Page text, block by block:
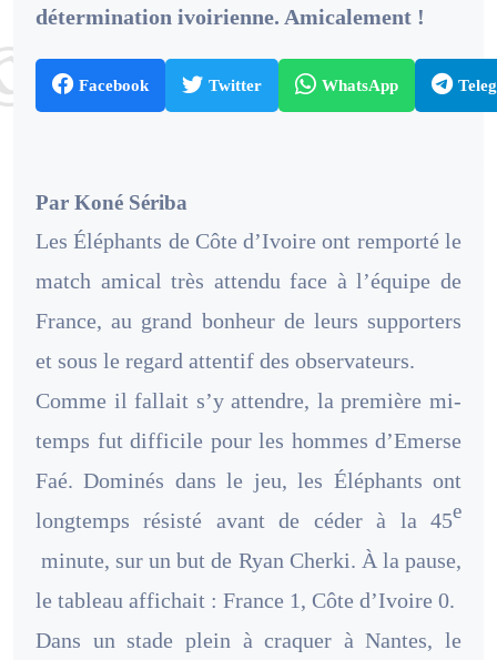
détermination ivoirienne. Amicalement !
Facebook Twitter WhatsApp
Par Koné Sériba
Les Éléphants de Côte d’Ivoire ont remporté le
match amical très attendu face à l’équipe de
France, au grand bonheur de leurs supporters
et sous le regard attentif des observateurs.
Comme il fallait s’y attendre, la première mi-
temps fut difficile pour les hommes d’Emerse
Faé. Dominés dans le jeu, les Éléphants ont
longtemps résisté avant de céder à la 45e
minute, sur un but de Ryan Cherki. À la pause,
le tableau affichait : France 1, Côte d’Ivoire 0.
Dans un stade plein à craquer à Nantes, le